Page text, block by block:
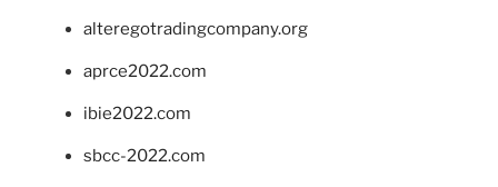
alteregotradingcompany.org
aprce2022.com
ibie2022.com
sbcc-2022.com